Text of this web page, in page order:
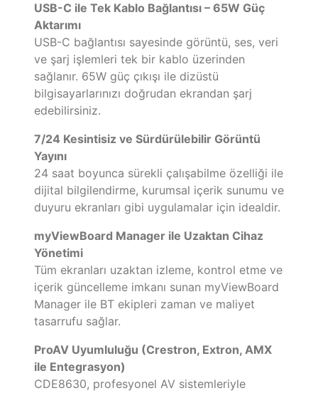
USB-C ile Tek Kablo Bağlantısı – 65W Güç
Aktarımı
USB-C bağlantısı sayesinde görüntü, ses, veri
ve şarj işlemleri tek bir kablo üzerinden
sağlanır. 65W güç çıkışı ile dizüstü
bilgisayarlarınızı doğrudan ekrandan şarj
edebilirsiniz.
7/24 Kesintisiz ve Sürdürülebilir Görüntü
Yayını
24 saat boyunca sürekli çalışabilme özelliği ile
dijital bilgilendirme, kurumsal içerik sunumu ve
duyuru ekranları gibi uygulamalar için idealdir.
myViewBoard Manager ile Uzaktan Cihaz
Yönetimi
Tüm ekranları uzaktan izleme, kontrol etme ve
içerik güncelleme imkanı sunan myViewBoard
Manager ile BT ekipleri zaman ve maliyet
tasarrufu sağlar.
ProAV Uyumluluğu (Crestron, Extron, AMX
ile Entegrasyon)
CDE8630, profesyonel AV sistemleriyle